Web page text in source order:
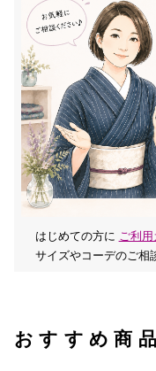
はじめての方に ご利
サイズやコーデのご相
おすすめ商品